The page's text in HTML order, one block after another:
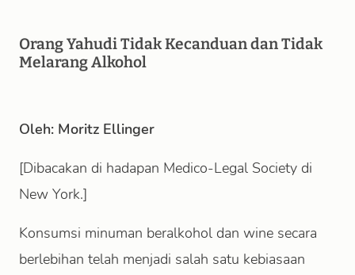
Orang Yahudi Tidak Kecanduan dan Tidak
Melarang Alkohol
Oleh: Moritz Ellinger
[Dibacakan di hadapan Medico-Legal Society di
New York.]
Konsumsi minuman beralkohol dan wine secara
berlebihan telah menjadi salah satu kebiasaan